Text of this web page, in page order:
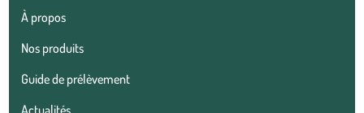
À propos
Nos produits
Guide de prélèvement